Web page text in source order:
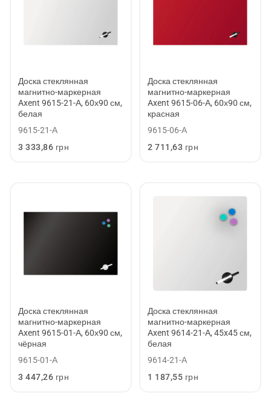
Доска стеклянная
магнитно-маркерная
Axent 9615-21-А, 60х90 см,
белая
9615-21-А
Обычная
3 333,86 грн
Доска стеклянная
магнитно-маркерная
Axent 9615-06-А, 60х90 см,
красная
9615-06-А
Обычная
2 711,63 грн
Доска стеклянная
магнитно-маркерная
Axent 9615-01-А, 60х90 см,
чёрная
9615-01-А
Обычная
3 447,26 грн
Доска стеклянная
магнитно-маркерная
Axent 9614-21-А, 45x45 см,
белая
9614-21-А
Обычная
1 187,55 грн